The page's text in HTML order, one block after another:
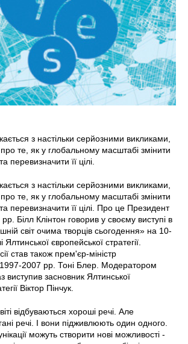
з настільки серйозними викликами,
те, як у глобальному масштабі змінити
перевизначити її цілі.
з настільки серйозними викликами,
те, як у глобальному масштабі змінити
перевизначити її цілі. Про це Президент
Білл Клінтон говорив у своєму виступі в
світ очима творців сьогодення» на 10-
Ялтинської європейської стратегії.
став також прем'єр-міністр
1997-2007 рр. Тоні Блер. Модератором
виступив засновник Ялтинської
Віктор Пінчук.
відбуваються хороші речі. Але
речі. І вони підживлюють один одного.
можуть створити нові можливості -